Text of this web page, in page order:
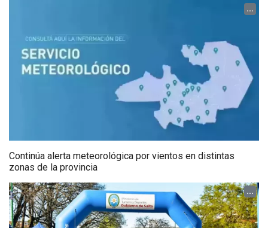
...
Continúa alerta meteorológica por vientos en distintas
zonas de la provincia
...